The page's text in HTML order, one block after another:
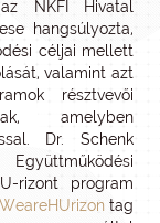
NKFI Hivatal
hangsúlyozta,
céljai mellett
valamint azt
résztvevői
amelyben
Dr. Schenk
rizont program
tag